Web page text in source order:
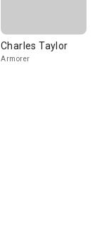
Charles Taylor
Armorer